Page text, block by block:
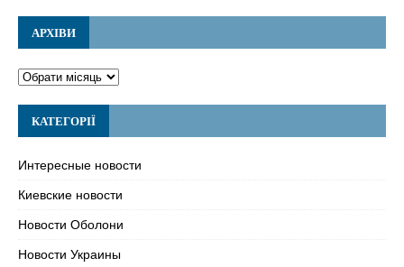
АРХІВИ
КАТЕГОРІЇ
Интересные новости
Киевские новости
Новости Оболони
Новости Украины